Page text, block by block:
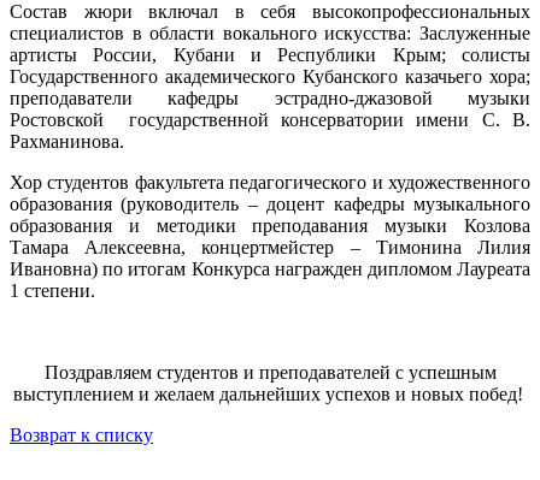
Состав жюри включал в себя высокопрофессиональных
специалистов в области вокального искусства: Заслуженные
артисты России, Кубани и Республики Крым; солисты
Государственного академического Кубанского казачьего хора;
преподаватели кафедры эстрадно-джазовой музыки
Ростовской государственной консерватории имени С. В.
Рахманинова.
Хор студентов факультета педагогического и художественного
образования (руководитель – доцент кафедры музыкального
образования и методики преподавания музыки Козлова
Тамара Алексеевна, концертмейстер – Тимонина Лилия
Ивановна) по итогам Конкурса награжден дипломом Лауреата
1 степени.
Поздравляем студентов и преподавателей с успешным
выступлением и желаем дальнейших успехов и новых побед!
Возврат к списку